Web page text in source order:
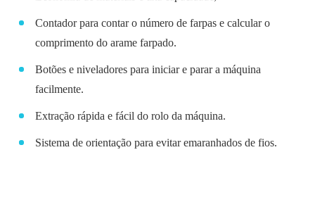
Contador para contar o número de farpas e calcular o
comprimento do arame farpado.
Botões e niveladores para iniciar e parar a máquina
facilmente.
Extração rápida e fácil do rolo da máquina.
Sistema de orientação para evitar emaranhados de fios.